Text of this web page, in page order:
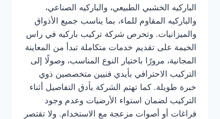
الباركيه الخشبي الطبيعي، والباركيه الصناعي،
والباركيه المقاوم للماء، بما يناسب جميع الأذواق
والميزانيات. وتحرص شركة تركيب باركيه في راس
الخيمة على تقديم خدمات متكاملة تبدأ من المعاينة
المجانية، مرورًا باختيار النوع المناسب، وصولًا إلى
التركيب الاحترافي بأيدي فنيين متخصصين ذوي
خبرة طويلة. كما تهتم الشركة بأدق التفاصيل أثناء
التركيب لضمان استواء الأرضيات وعدم وجود
فراغات أو أصوات مزعجة مع الاستخدام. ولا تقتصر